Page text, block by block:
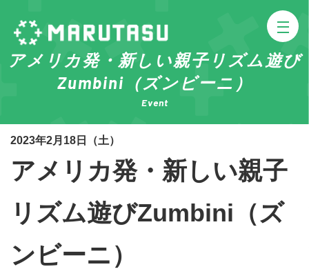
アメリカ発・新しい親子リズム遊び
Zumbini（ズンビーニ）
Event
2023年2月18日（土）
アメリカ発・新しい親子
リズム遊びZumbini（ズ
ンビーニ）